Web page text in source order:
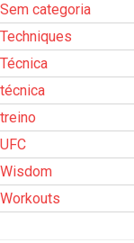
Sem categoria
Techniques
Técnica
técnica
treino
UFC
Wisdom
Workouts